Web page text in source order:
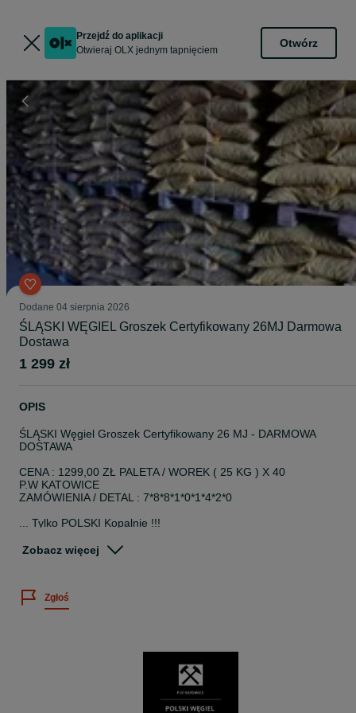
Przejdź do aplikacji
Otwieraj OLX jednym tapnięciem
Otwórz
Dodane 04 sierpnia 2026
ŚLĄSKI WĘGIEL Groszek Certyfikowany 26MJ Darmowa
Dostawa
1 299 zł
OPIS
ŚLĄSKI Węgiel Groszek Certyfikowany 26 MJ - DARMOWA
DOSTAWA
CENA : 1299,00 ZŁ PALETA / WOREK ( 25 KG ) X 40
P.W KATOWICE
ZAMÓWIENIA / DETAL : 7*8*8*1*0*1*4*2*0
... Tylko POLSKI Kopalnie !!!
Węgiel Groszek 5-25 mm jest polskim, nowoczesnym paliwem
Stabilne uziarnienie produktu (od 5 do 25 mm) czyni go
Niska zawartość zanieczyszczeń fizycznych i chemicznych oraz
wilgoci ograniczają do minimum emisje gazów i pyłów. Stosowanie
tego produktu w prawidłowo użytkowanych kotłach 5 klasy lub
ecodesign daje gwarancję taniego, ekologicznego ciepła.
Zobacz więcej
Zgłoś